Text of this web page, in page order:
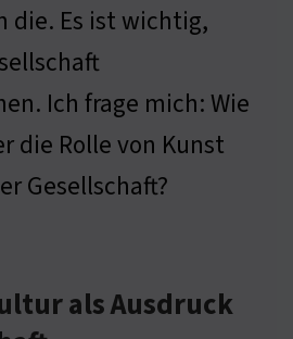
die. Es ist wichtig,
Ich frage mich: Wie
die Rolle von Kunst
Gesellschaft?
als Ausdruck